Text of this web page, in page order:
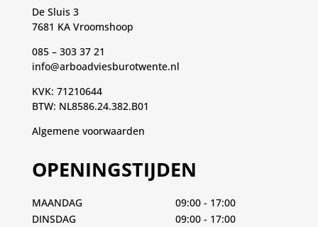
De Sluis 3
7681 KA Vroomshoop
085 – 303 37 21
info@arboadviesburotwente.nl
KVK: 71210644
BTW: NL8586.24.382.B01
Algemene voorwaarden
OPENINGSTIJDEN
MAANDAG
09:00 - 17:00
DINSDAG
09:00 - 17:00